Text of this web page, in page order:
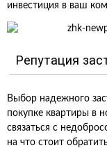
инвестиция в ваш
Репутация
Выбор надежного
покупке квартиры в
связаться с
на что стоит